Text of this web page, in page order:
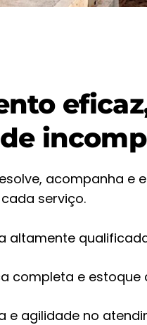
acompanha e
serviço.
altamente
completa e
e agilidade no